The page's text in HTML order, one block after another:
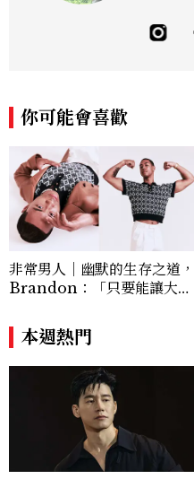
敏銳的
與美感
力的跨平
記錄時
談與每一
光。
你可能會喜歡
非常男人｜幽默的生存之道，
Brandon：「只要能讓大家
讓敵人成為朋友。」
本週熱門